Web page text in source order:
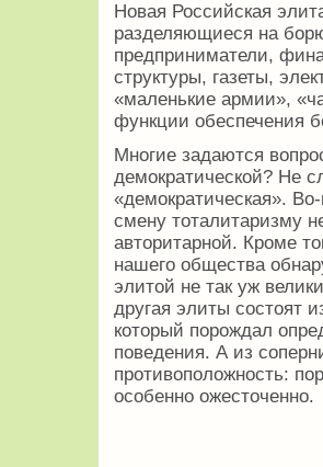
Новая Российская
разделяющиеся на
предприниматели,
структуры, газеты,
«маленькие армии»,
функции обеспечения
Многие задаются
демократической? Не
«демократическая».
смену тоталитаризму
авторитарной. Кроме
нашего общества
элитой не так уж
другая элиты состоят
который порождал
поведения. А из
противоположность:
особенно ожесточенно.